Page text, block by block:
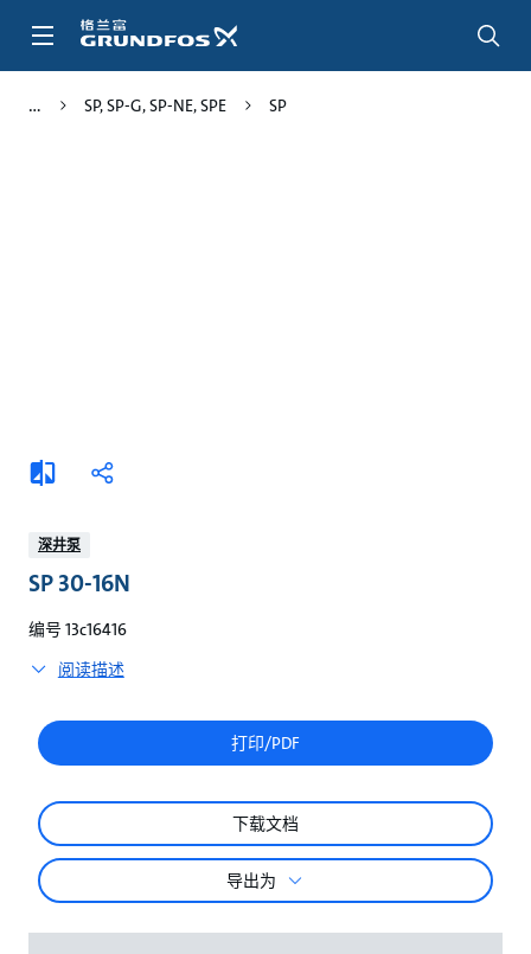
SP, SP-G, SP-NE, SPE SP
添
加
较
分
深井泵
SP 30-16N
编号 13c16416
阅读描述
打印/PDF
下载文档
导出为